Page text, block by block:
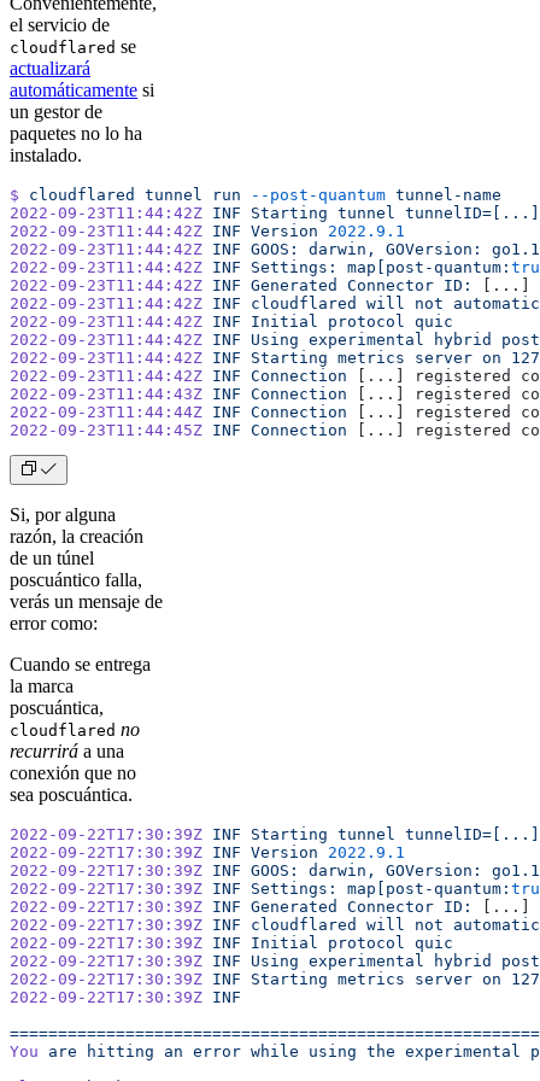
el servicio de
cloudflared se
actualizará
automáticamente si
un gestor de
paquetes no lo ha
instalado.
$ cloudflared tunnel run --post-quantum tunnel-name
2022-09-23T11:44:42Z INF Starting tunnel tunnelID=[...]
2022-09-23T11:44:42Z INF Version 2022.9.1
2022-09-23T11:44:42Z INF GOOS: darwin, GOVersion:
2022-09-23T11:44:42Z INF Settings: map[post-quantum:
2022-09-23T11:44:42Z INF Generated Connector ID:
[...]
2022-09-23T11:44:42Z INF cloudflared will not
2022-09-23T11:44:42Z INF Initial protocol quic
2022-09-23T11:44:42Z INF Using experimental hybrid
2022-09-23T11:44:42Z INF Starting metrics server on
2022-09-23T11:44:42Z INF Connection [...] registered
2022-09-23T11:44:43Z INF Connection [...] registered
2022-09-23T11:44:44Z INF Connection [...] registered
2022-09-23T11:44:45Z INF Connection [...] registered
Si, por alguna
razón, la creación
de un túnel
poscuántico falla,
verás un mensaje de
error como:
Cuando se entrega
la marca
poscuántica,
cloudflared no
recurrirá a una
conexión que no
sea poscuántica.
2022-09-22T17:30:39Z INF Starting tunnel tunnelID=[...]
2022-09-22T17:30:39Z INF Version 2022.9.1
2022-09-22T17:30:39Z INF GOOS: darwin, GOVersion:
2022-09-22T17:30:39Z INF Settings: map[post-quantum:
2022-09-22T17:30:39Z INF Generated Connector ID:
[...]
2022-09-22T17:30:39Z INF cloudflared will not
2022-09-22T17:30:39Z INF Initial protocol quic
2022-09-22T17:30:39Z INF Using experimental hybrid
2022-09-22T17:30:39Z INF Starting metrics server on
2022-09-22T17:30:39Z INF
You are hitting an error while using the experimental